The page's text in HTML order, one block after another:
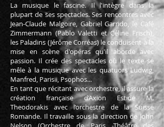
La musique le fascine. Il l'intègre dans la
plupart de ses spectacles. Ses rencontres avec
Jean-Claude Malgoire, Gabriel Garrido, le Café
Zimmermann (Pablo Valetti et Céline Frisch),
les Paladins (Jérôme Corréas) le conduisent à la
mise en scène d'opéras qu'il aborde avec
passion. Il crée des spectacles où le texte se
mêle à la musique avec les quatuors Ludwig,
Manfred, Parisii, Psophos...
En tant que récitant avec orchestre, il assure la
création française d’Axion Estide M.
Theodorakis avec l’orchestre de la Suisse
Romande. Il travaille sous la direction de John